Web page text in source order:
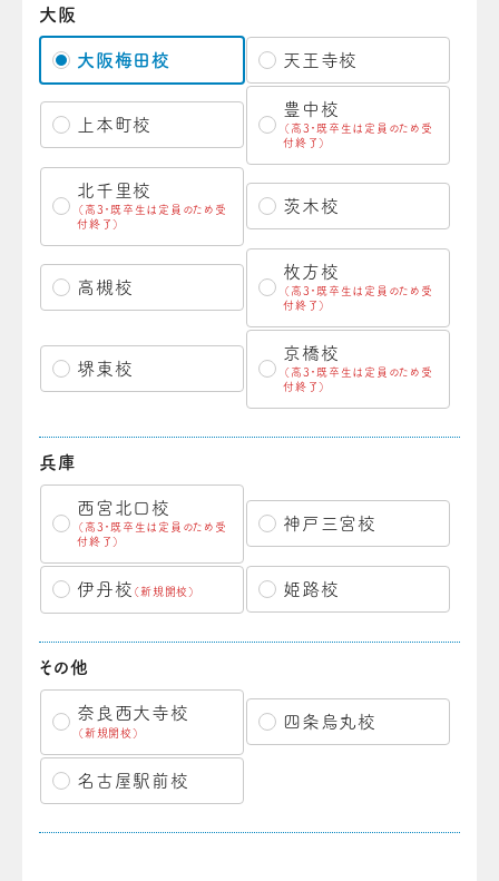
大阪
大阪梅田校 天王寺校
上本町校
豊中校
（高3・既卒生は定員のため受
付終了）
北千里校
（高3・既卒生は定員のため受
付終了）
茨木校
高槻校
枚方校
（高3・既卒生は定員のため受
付終了）
堺東校
京橋校
（高3・既卒生は定員のため受
付終了）
兵庫
西宮北口校
（高3・既卒生は定員のため受
付終了）
神戸三宮校
伊丹校 （新規開校） 姫路校
その他
奈良西大寺校
（新規開校）
四条烏丸校
名古屋駅前校